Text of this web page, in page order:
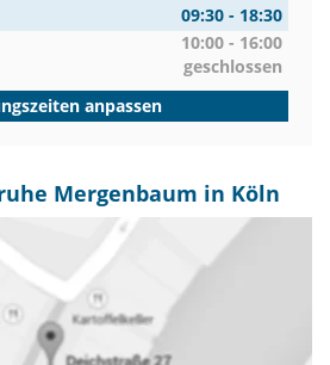
09:30 - 18:30
10:00 - 16:00
geschlossen
anpassen
Mergenbaum in Köln